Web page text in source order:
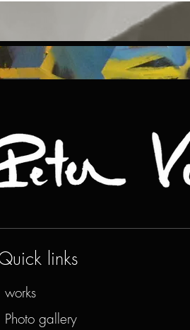
links
works
Photo gallery